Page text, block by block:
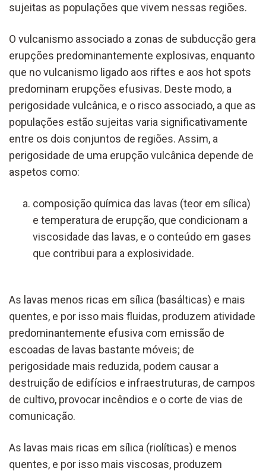
sujeitas as populações que vivem nessas regiões.
O vulcanismo associado a zonas de subducção gera
erupções predominantemente explosivas, enquanto
que no vulcanismo ligado aos riftes e aos hot spots
predominam erupções efusivas. Deste modo, a
perigosidade vulcânica, e o risco associado, a que as
populações estão sujeitas varia significativamente
entre os dois conjuntos de regiões. Assim, a
perigosidade de uma erupção vulcânica depende de
aspetos como:
composição química das lavas (teor em sílica)
e temperatura de erupção, que condicionam a
viscosidade das lavas, e o conteúdo em gases
que contribui para a explosividade.
As lavas menos ricas em sílica (basálticas) e mais
quentes, e por isso mais fluidas, produzem atividade
predominantemente efusiva com emissão de
escoadas de lavas bastante móveis; de
perigosidade mais reduzida, podem causar a
destruição de edifícios e infraestruturas, de campos
de cultivo, provocar incêndios e o corte de vias de
comunicação.
As lavas mais ricas em sílica (riolíticas) e menos
quentes, e por isso mais viscosas, produzem